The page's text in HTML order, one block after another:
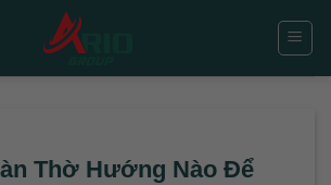
Thờ Hướng Nào Để